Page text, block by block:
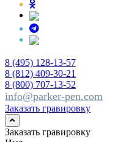
8 (495) 128-13-57
8 (812) 409-30-21
8 (800) 707-13-52
info@parker-pen.com
Заказать гравировку
Заказать гравировку